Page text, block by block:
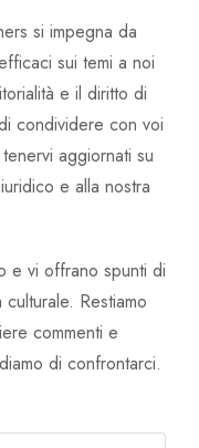
si impegna da
sui temi a noi
e il diritto di
condividere con voi
aggiornati su
e alla nostra
e vi offrano spunti di
Restiamo
commenti e
di confrontarci.